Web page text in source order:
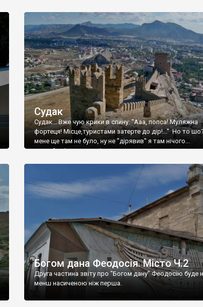
Судак
Судак... Вже чую крики в спину: "Ааа, попса! Муляжна
фортеця! Місце,туристами затерте до дір!..." Но то
мене ще там не було, ну не "дірявив" я там нічого...
принаймні до цього літа.
Богом дана Феодосія. Місто Ч.2
Друга частина звіту про "Богом дану" Феодосію буде
менш насиченою ніж перша.